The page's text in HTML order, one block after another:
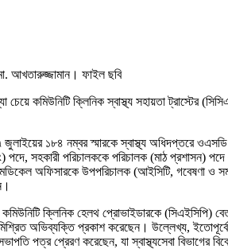
আখতারুজ্জামান। ফাইল ছবি
১৮৪ নম্বর স্মারকে স্বাস্থ্য অধিদপ্তরে
সহকারী পরিচালককে পরিচালক (মাঠ প্রশাসন)
অফিসারকে উপপরিচালক (আইসিটি, গবেষণা ও
ক্লিনিক হেলথ প্রোভাইডারকে (সিএইসিপি)
অভিব্যক্তি প্রকাশ করেছেন। উল্লেখ্য,
পত্র প্রেরণ করেছেন, যা স্বাস্থ্যসেবা